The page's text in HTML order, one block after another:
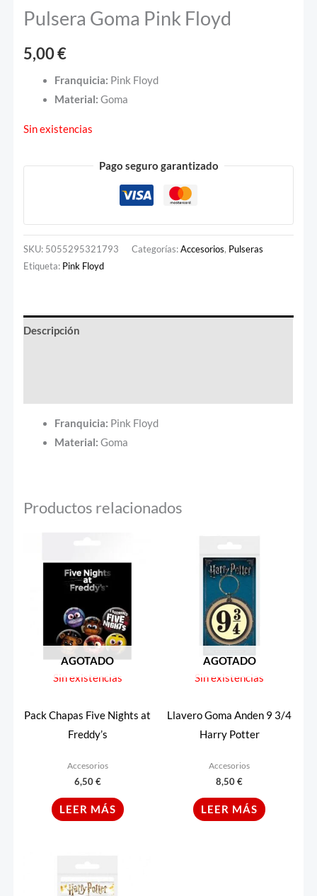
Pulsera Goma Pink Floyd
5,00€
Franquicia: Pink Floyd
Material:Goma
Sin existencias
Pago seguro garantizado
SKU: 5055295321793 Categorías:Accesorios, Pulseras
Etiqueta: Pink Floyd
Descripción
Franquicia: Pink Floyd
Material:Goma
Productos relacionados
AGOTADO
Sin existencias
Pack Chapas Five Nights at
Freddy’s
Accesorios
6,50€
LEER MÁS
AGOTADO
Sin existencias
Llavero Goma Anden 9 3/4
Harry Potter
Accesorios
8,50€
LEER MÁS